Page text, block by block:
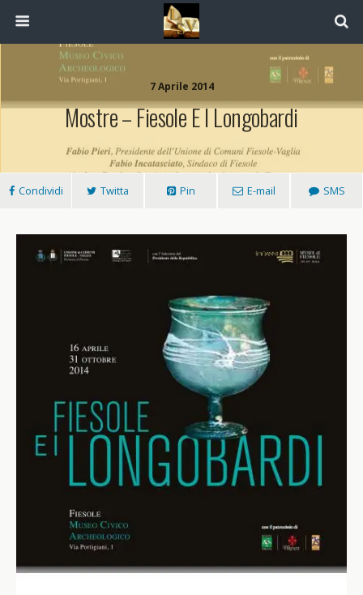
7 Aprile 2014
Mostre – Fiesole E I Longobardi
Condividi Twitta Pin E-mail SMS